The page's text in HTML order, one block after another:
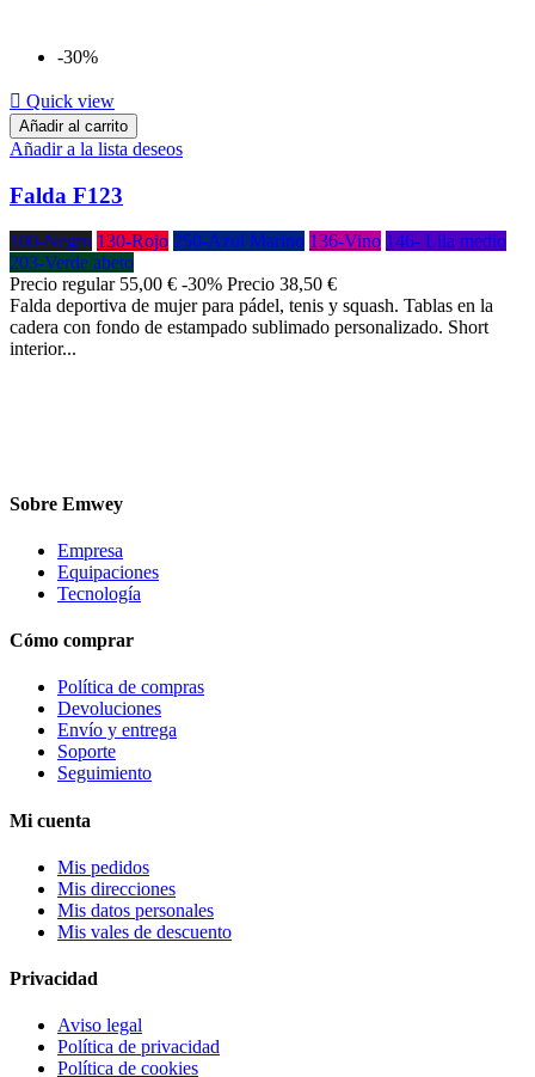
-30%
 Quick view
Añadir al carrito
Añadir a la lista deseos
Falda F123
100-Negro 130-Rojo 250-Azul Marino 136-Vino 146- Lila medio
203-Verde abeto
Precio regular 55,00 € -30% Precio 38,50 €
Falda deportiva de mujer para pádel, tenis y squash. Tablas en la
cadera con fondo de estampado sublimado personalizado. Short
interior...
Sobre Emwey
Empresa
Equipaciones
Tecnología
Cómo comprar
Política de compras
Devoluciones
Envío y entrega
Soporte
Seguimiento
Mi cuenta
Mis pedidos
Mis direcciones
Mis datos personales
Mis vales de descuento
Privacidad
Aviso legal
Política de privacidad
Política de cookies